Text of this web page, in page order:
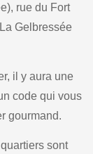
rue du Fort
Gelbressée
il y aura une
code qui vous
gourmand.
sont